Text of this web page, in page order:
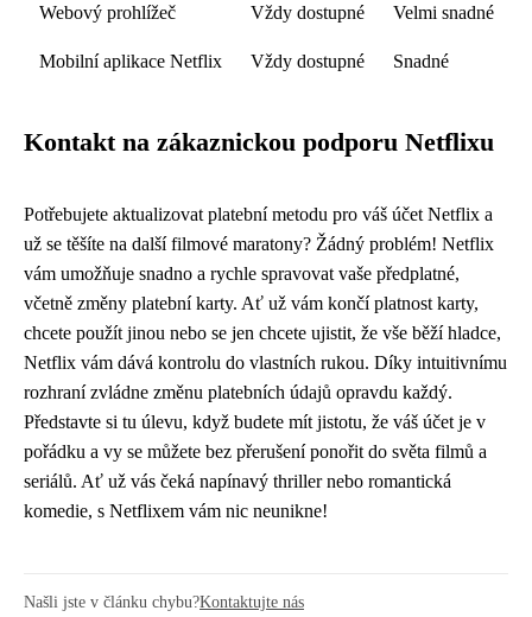
Webový prohlížeč Vždy dostupné Velmi snadné
Mobilní aplikace Netflix Vždy dostupné Snadné
Kontakt na zákaznickou podporu Netflixu
Potřebujete aktualizovat platební metodu pro váš účet Netflix a
už se těšíte na další filmové maratony? Žádný problém! Netflix
vám umožňuje snadno a rychle spravovat vaše předplatné,
včetně změny platební karty. Ať už vám končí platnost karty,
chcete použít jinou nebo se jen chcete ujistit, že vše běží hladce,
Netflix vám dává kontrolu do vlastních rukou. Díky intuitivnímu
rozhraní zvládne změnu platebních údajů opravdu každý.
Představte si tu úlevu, když budete mít jistotu, že váš účet je v
pořádku a vy se můžete bez přerušení ponořit do světa filmů a
seriálů. Ať už vás čeká napínavý thriller nebo romantická
komedie, s Netflixem vám nic neunikne!
Našli jste v článku chybu?Kontaktujte nás